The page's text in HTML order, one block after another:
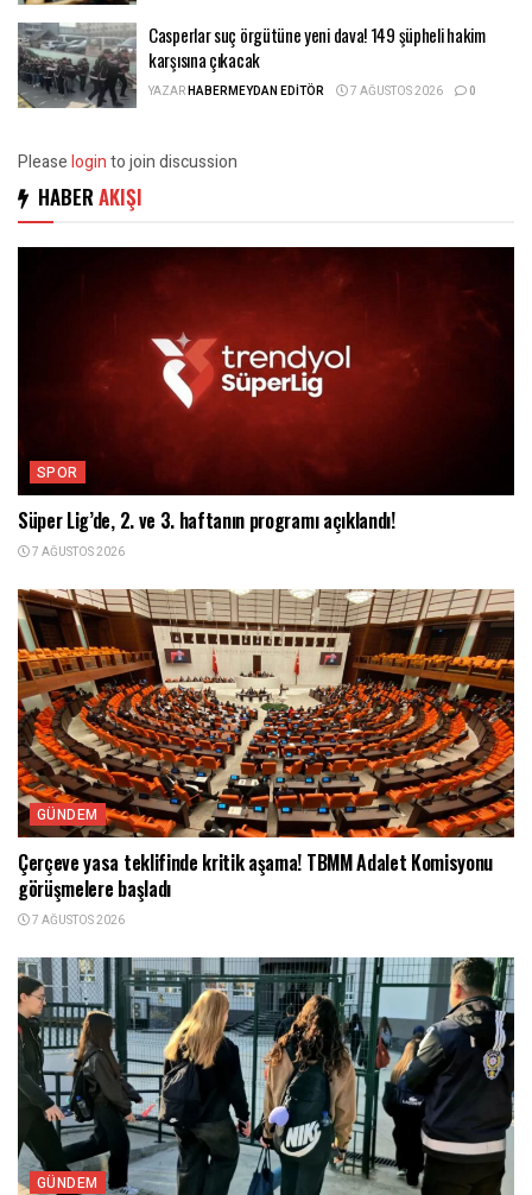
Casperlar suç örgütüne yeni dava! 149 şüpheli hakim
karşısına çıkacak
YAZARHABERMEYDAN EDITÖR 7 AĞUSTOS 2026 0
Pleaseloginto join discussion
HABER AKIŞI
SPOR
Süper Lig’de, 2. ve 3. haftanın programı açıklandı!
7 AĞUSTOS 2026
GÜNDEM
Çerçeve yasa teklifinde kritik aşama! TBMM Adalet Komisyonu
görüşmelere başladı
7 AĞUSTOS 2026
GÜNDEM